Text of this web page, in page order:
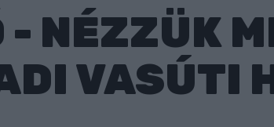
- NÉZZÜK
VASÚTI